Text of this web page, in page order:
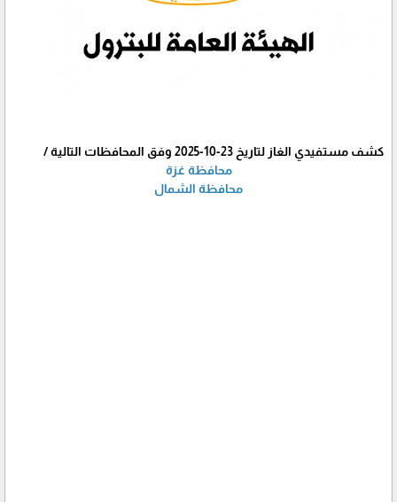
كشف مستفيدي الغاز لتاريخ 23-10-2025 وفق المحافظات التالية /
محافظة غزة
محافظة الشمال